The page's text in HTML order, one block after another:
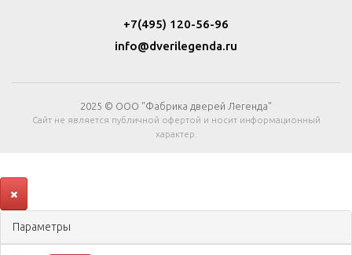
+7(495) 120-56-96
info@dverilegenda.ru
2025 © ООО "Фабрика дверей Легенда"
Сайт не является публичной офертой и носит информационный
характер.
Параметры